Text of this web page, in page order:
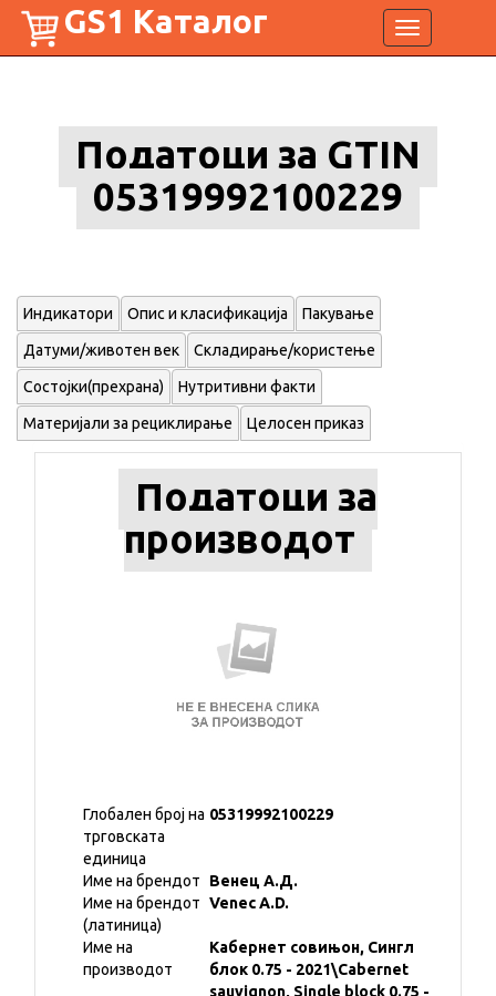
Toggle
navigation
GS1 Каталог
Податоци за GTIN
05319992100229
Индикатори Опис и класификација Пакување
Датуми/животен век Складирање/користење
Состојки(прехрана) Нутритивни факти
Материјали за рециклирање Целосен приказ
Податоци за
производот
Глобален број на
трговската
единица
05319992100229
Име на брендот
Венец А.Д.
Име на брендот
(латиница)
Venec A.D.
Име на
производот
Кабернет совињон, Сингл
блок 0.75 - 2021\Cabernet
sauvignon, Single block 0.75 -